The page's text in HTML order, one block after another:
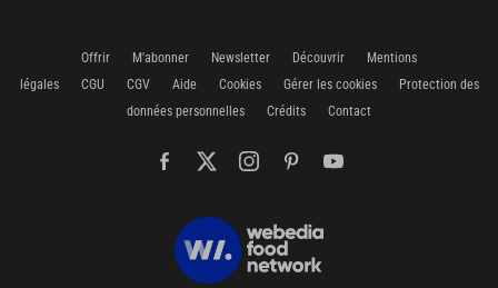
Offrir M'abonner Newsletter Découvrir
Mentions
légales
CGU CGV Aide Cookies Gérer les cookies
Protection des
données personnelles
Crédits Contact